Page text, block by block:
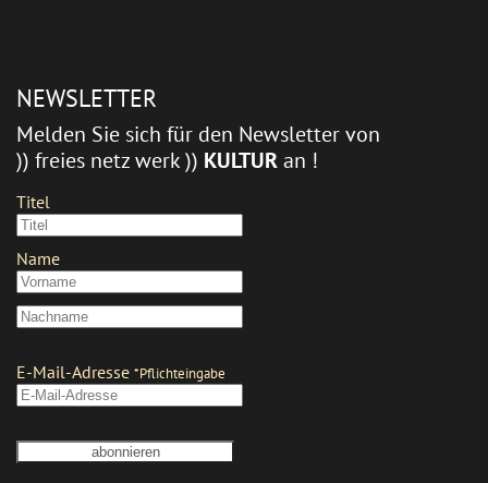
NEWSLETTER
Melden Sie sich für den Newsletter von
)) freies netz werk )) KULTURan !